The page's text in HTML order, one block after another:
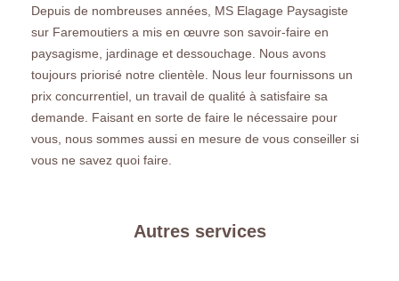
Depuis de nombreuses années, MS Elagage Paysagiste
sur Faremoutiers a mis en œuvre son savoir-faire en
paysagisme, jardinage et dessouchage. Nous avons
toujours priorisé notre clientèle. Nous leur fournissons un
prix concurrentiel, un travail de qualité à satisfaire sa
demande. Faisant en sorte de faire le nécessaire pour
vous, nous sommes aussi en mesure de vous conseiller si
vous ne savez quoi faire.
Autres services